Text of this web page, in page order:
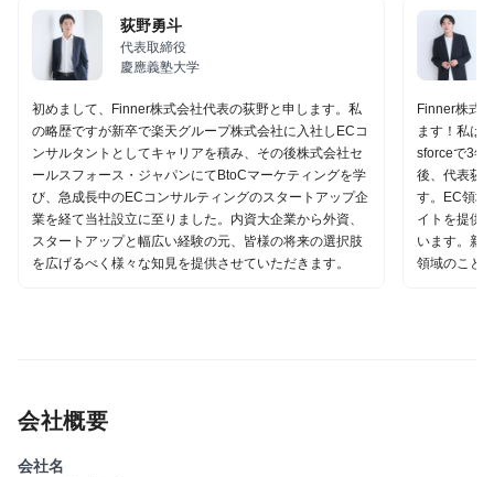
荻野勇斗
代表取締役
慶應義塾大学
初めまして、Finner株式会社代表の荻野と申します。私
の略歴ですが新卒で楽天グループ株式会社に入社しECコ
ンサルタントとしてキャリアを積み、その後株式会社セ
ールスフォース・ジャパンにてBtoCマーケティングを学
び、急成長中のECコンサルティングのスタートアップ企
業を経て当社設立に至りました。内資大企業から外資、
スタートアップと幅広い経験の元、皆様の将来の選択肢
を広げるべく様々な知見を提供させていただきます。
Finner株式
ます！私は
sforceで3年
後、代表荻
す。EC領域
イトを提供
います。新
領域のこと
会社概要
会社名